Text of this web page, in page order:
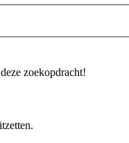
zoekopdracht!